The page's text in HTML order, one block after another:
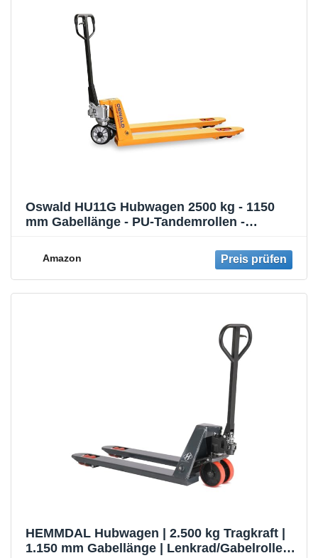
Oswald HU11G Hubwagen 2500 kg - 1150
mm Gabellänge - PU-Tandemrollen -
Palettenwagen
Amazon
HEMMDAL Hubwagen | 2.500 kg Tragkraft |
1.150 mm Gabellänge | Lenkrad/Gabelrolle